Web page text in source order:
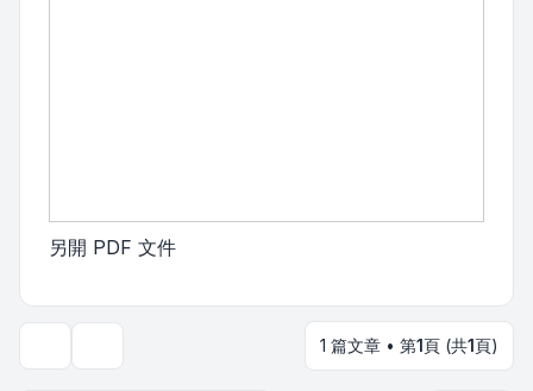
另開 PDF 文件
1 篇文章 • 第1頁 (共1頁)